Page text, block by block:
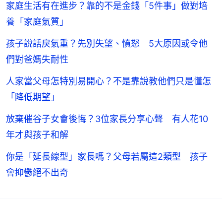
家庭生活有在進步？靠的不是金錢「5件事」做對培
養「家庭氣質」
孩子說話戾氣重？先別失望、憤怒 5大原因或令他
們對爸媽失耐性
人家當父母怎特別易開心？不是靠說教他們只是懂怎
「降低期望」
放棄催谷子女會後悔？3位家長分享心聲 有人花10
年才與孩子和解
你是「延長線型」家長嗎？父母若屬這2類型 孩子
會抑鬱絕不出奇